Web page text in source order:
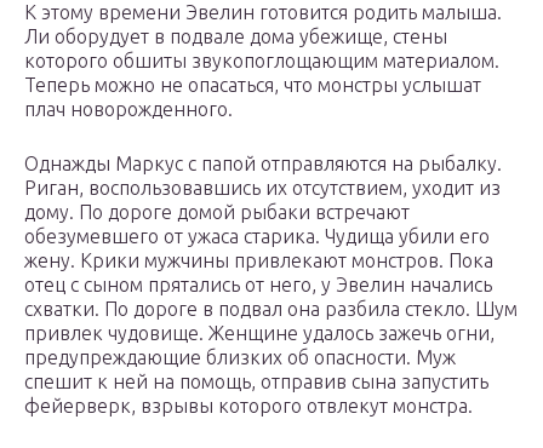
К этому времени Эвелин готовится родить малыша.
Ли оборудует в подвале дома убежище, стены
которого обшиты звукопоглощающим материалом.
Теперь можно не опасаться, что монстры услышат
плач новорожденного.
Однажды Маркус с папой отправляются на рыбалку.
Риган, воспользовавшись их отсутствием, уходит из
дому. По дороге домой рыбаки встречают
обезумевшего от ужаса старика. Чудища убили его
жену. Крики мужчины привлекают монстров. Пока
отец с сыном прятались от него, у Эвелин начались
схватки. По дороге в подвал она разбила стекло. Шум
привлек чудовище. Женщине удалось зажечь огни,
предупреждающие близких об опасности. Муж
спешит к ней на помощь, отправив сына запустить
фейерверк, взрывы которого отвлекут монстра.